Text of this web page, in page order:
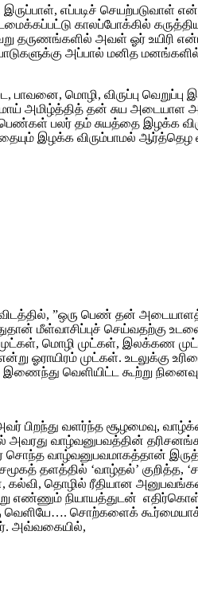
எப்படிச்
காலப்போக்கில்
அவள் ஓர் உயிரி
அப்பால் மனித மனங்களில்
பாவனை, மொழி, விருப்பு
தன் சுய அடையாள
பலர் தம் சுயத்தை இழக்க
இழக்க விரும்பாமல்
”ஒரு பெண் தன் அடையாளத்தை
மீள்வாசிப்புச் செய்வதற்கு
மொழி முட்கள், இலக்கண
முட்கள். உடலுக்கு
இணைந்து வெளியிட்ட கூற்று
பிறந்து வளர்ந்த சூழமைவு,
வாழ்வனுபவத்தின்
சொந்த வாழ்வனுபவமாகத்தான்
தளத்தில் ‘வாழ்தல்’ குறித்த,
தொழில் ரீதியான
எண்ணும் நியாயத்துடன்
சொற்களைக்
அவ்வகையில்,